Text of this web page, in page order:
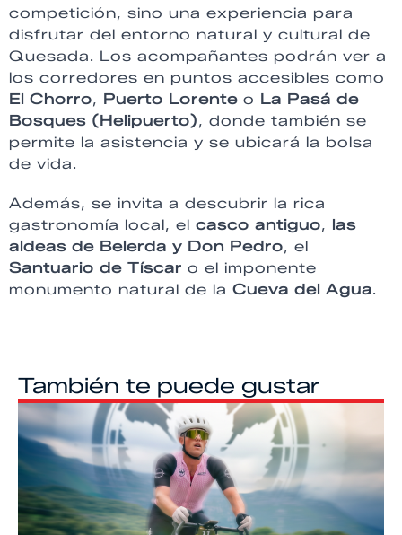
competición, sino una experiencia para
disfrutar del entorno natural y cultural de
Quesada. Los acompañantes podrán ver a
los corredores en puntos accesibles como
El Chorro, Puerto Lorente o La Pasá de
Bosques (Helipuerto), donde también se
permite la asistencia y se ubicará la bolsa
de vida.
Además, se invita a descubrir la rica
gastronomía local, el casco antiguo, las
aldeas de Belerda y Don Pedro, el
Santuario de Tíscar o el imponente
monumento natural de la Cueva del Agua.
También te puede gustar